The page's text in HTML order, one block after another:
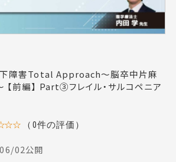
下障害Total Approach～脳卒中片麻
【前編】 Part③フレイル・サルコペニア
（0件の評価）
02公開